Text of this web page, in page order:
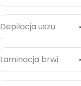
Depilacja uszu
Laminacja brwi